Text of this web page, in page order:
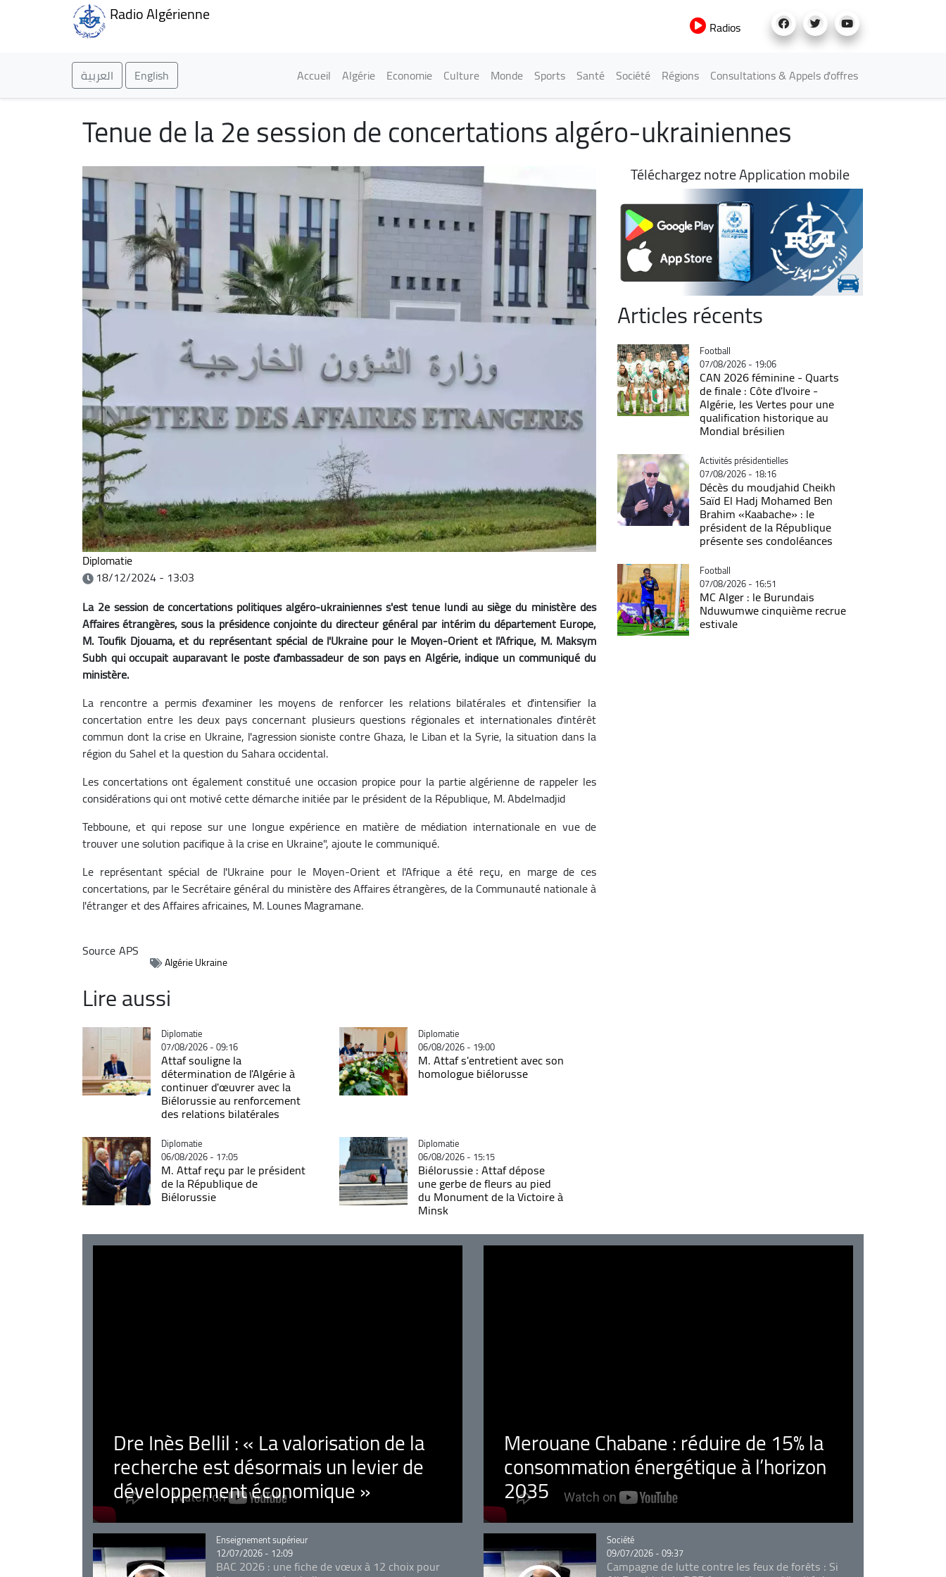
Radio Algérienne
Radios
العربية English Main navigation
Accueil Algérie Economie Culture Monde Sports Santé Société Régions Consultations & Appels d'offres
Tenue de la 2e session de concertations algéro-ukrainiennes
Diplomatie
18/12/2024 - 13:03
La 2e session de concertations politiques algéro-ukrainiennes s'est tenue lundi au siège du ministère des
Affaires étrangères, sous la présidence conjointe du directeur général par intérim du département Europe,
M. Toufik Djouama, et du représentant spécial de l'Ukraine pour le Moyen-Orient et l'Afrique, M. Maksym
Subh qui occupait auparavant le poste d'ambassadeur de son pays en Algérie, indique un communiqué du
ministère.
La rencontre a permis d'examiner les moyens de renforcer les relations bilatérales et d'intensifier la
concertation entre les deux pays concernant plusieurs questions régionales et internationales d'intérêt
commun dont la crise en Ukraine, l'agression sioniste contre Ghaza, le Liban et la Syrie, la situation dans la
région du Sahel et la question du Sahara occidental.
Les concertations ont également constitué une occasion propice pour la partie algérienne de rappeler les
considérations qui ont motivé cette démarche initiée par le président de la République, M. Abdelmadjid
Tebboune, et qui repose sur une longue expérience en matière de médiation internationale en vue de
trouver une solution pacifique à la crise en Ukraine", ajoute le communiqué.
Le représentant spécial de l'Ukraine pour le Moyen-Orient et l'Afrique a été reçu, en marge de ces
concertations, par le Secrétaire général du ministère des Affaires étrangères, de la Communauté nationale à
l'étranger et des Affaires africaines, M. Lounes Magramane.
SourceAPS
Algérie Ukraine
Lire aussi
Catégorie
Diplomatie
07/08/2026 - 09:16
Attaf souligne la
détermination de l'Algérie à
continuer d'œuvrer avec la
Biélorussie au renforcement
des relations bilatérales
Catégorie
Diplomatie
06/08/2026 - 19:00
M. Attaf s'entretient avec son
homologue biélorusse
Catégorie
Diplomatie
06/08/2026 - 17:05
M. Attaf reçu par le président
de la République de
Biélorussie
Catégorie
Diplomatie
06/08/2026 - 15:15
Biélorussie : Attaf dépose
une gerbe de fleurs au pied
du Monument de la Victoire à
Minsk
Téléchargez notre Application mobile
Articles récents
Catégorie
Football
07/08/2026 - 19:06
CAN 2026 féminine - Quarts
de finale : Côte d'Ivoire -
Algérie, les Vertes pour une
qualification historique au
Mondial brésilien
Catégorie
Activités présidentielles
07/08/2026 - 18:16
Décès du moudjahid Cheikh
Saïd El Hadj Mohamed Ben
Brahim «Kaabache» : le
président de la République
présente ses condoléances
Catégorie
Football
07/08/2026 - 16:51
MC Alger : le Burundais
Nduwumwe cinquième recrue
estivale
Dre Inès Bellil : « La valorisation de la
recherche est désormais un levier de
développement économique »
Merouane Chabane : réduire de 15% la
consommation énergétique à l’horizon
2035
Catégorie
Enseignement supérieur
12/07/2026 - 12:09
BAC 2026 : une fiche de vœux à 12 choix pour
Catégorie
Société
09/07/2026 - 09:37
Campagne de lutte contre les feux de forêts : Si